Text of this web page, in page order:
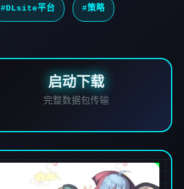
#DLsite平台 #策略
启动下载
完整数据包传输